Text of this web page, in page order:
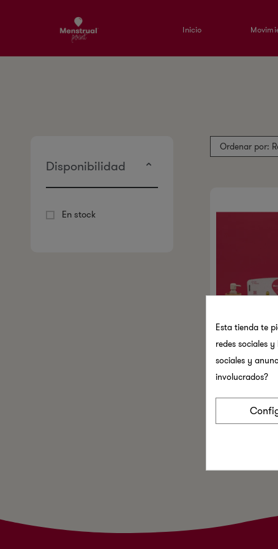
Inicio
Disponibilidad
En stock
Ordenar por:
Dispensador
Compresas Y
Con
Mediano
Esta tienda te
redes sociales
sociales y
involucrados?